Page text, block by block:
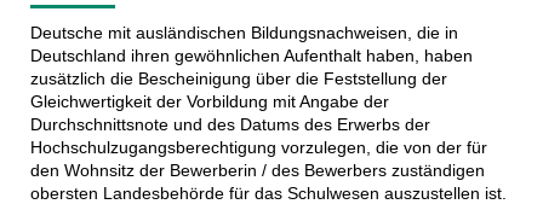
Deutsche mit ausländischen Bildungsnachweisen, die in
Deutschland ihren gewöhnlichen Aufenthalt haben, haben
zusätzlich die Bescheinigung über die Feststellung der
Gleichwertigkeit der Vorbildung mit Angabe der
Durchschnittsnote und des Datums des Erwerbs der
Hochschulzugangsberechtigung vorzulegen, die von der für
den Wohnsitz der Bewerberin / des Bewerbers zuständigen
obersten Landesbehörde für das Schulwesen auszustellen ist.